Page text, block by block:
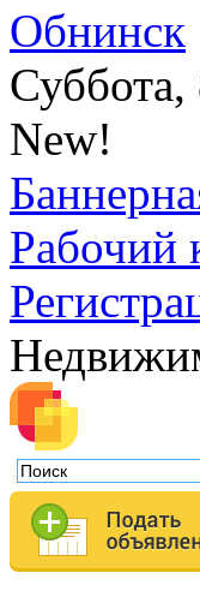
Обнинск
Суббота,
New!
Рабочий